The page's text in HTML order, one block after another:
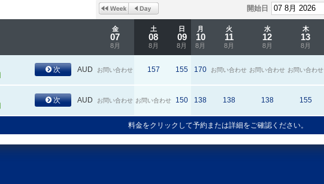
開始日
金
07
8月
土
08
8月
日
09
8月
月
10
8月
火
11
8月
水
12
8月
木
13
8月
次 AUD お問い合わせ 157 155 170 お問い合わせ お問い合わせ お問い合わせ
次 AUD お問い合わせ お問い合わせ 150 138 138 138 155
料金をクリックして予約または詳細をご確認ください。